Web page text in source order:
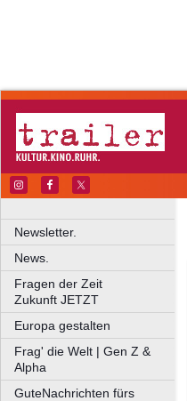
Newsletter.
News.
Fragen der Zeit
Zukunft JETZT
Europa gestalten
Frag' die Welt | Gen Z &
Alpha
GuteNachrichten fürs